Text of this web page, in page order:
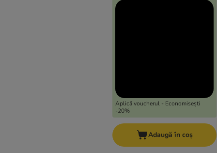
Aplică voucherul - Economisești
-20%
Adaugă în coș